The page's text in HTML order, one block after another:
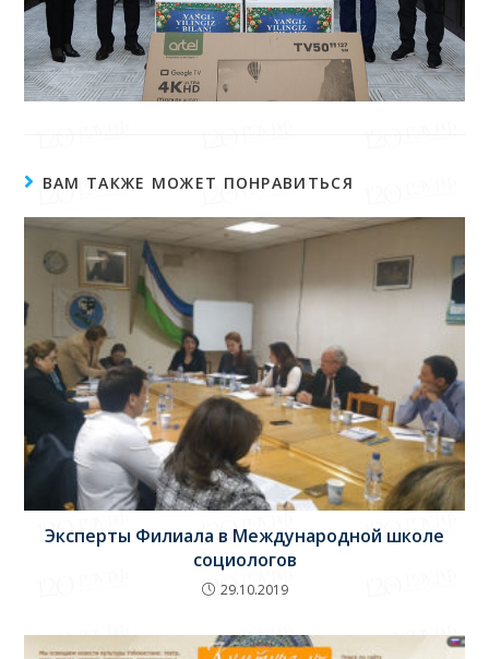
ВАМ ТАКЖЕ МОЖЕТ ПОНРАВИТЬСЯ
Эксперты Филиала в Международной школе
социологов
29.10.2019